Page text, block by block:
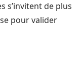
s’invitent de plus
pour valider